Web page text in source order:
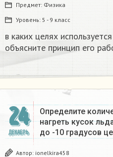
Предмет: Физика
Уровень: 5 - 9 класс
в каких целях
объясните принцип его
24
ДЕКАБРЬ
Определите
нагреть кусок
до -10 градусов
Автор: ionelkira458